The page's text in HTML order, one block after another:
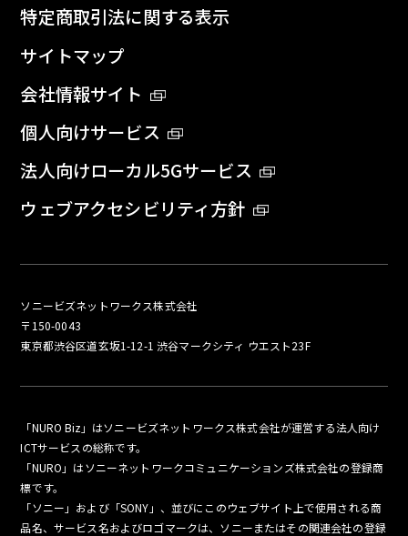
特定商取引法に関する表示
サイトマップ
会社情報サイト
個人向けサービス
法人向けローカル5Gサービス
ウェブアクセシビリティ方針
ソニービズネットワークス株式会社
〒150-0043
東京都渋谷区道玄坂1-12-1 渋谷マークシティ ウエスト23F
「NURO Biz」はソニービズネットワークス株式会社が運営する法人向け
ICTサービスの総称です。
「NURO」はソニーネットワークコミュニケーションズ株式会社の登録商
標です。
「ソニー」および「SONY」、並びにこのウェブサイト上で使用される商
品名、サービス名およびロゴマークは、ソニーまたはその関連会社の登録